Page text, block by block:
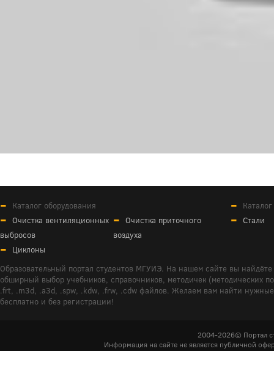
Каталог оборудования
Очистка вентиляционных
выбросов
Очистка приточного
воздуха
Циклоны
Стали
Образовательный портал студентов МГУИЭ. На нашем сайте вы
обширный выбор учебников, справочников, методичек (методических
.frt, .m3d, .a3d, .spw, .kdw, .frw, .cdw файлов. Желаем вам найти
бесплатно и без регистрации!
2004-2026© Портал
Информация на сайте не является публичной